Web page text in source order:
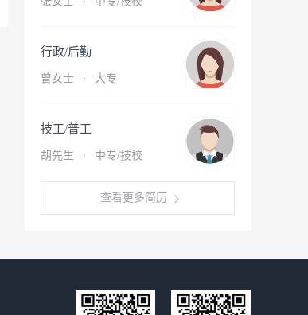
行政/后勤
曾女士 · 大专
技工/普工
胡先生 · 中专/技校
查看更多简历